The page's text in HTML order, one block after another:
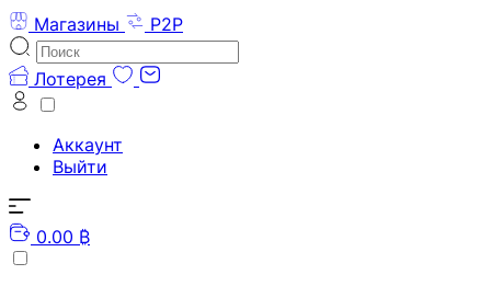
Магазины
P2P
Лотерея
Аккаунт
Выйти
0.00 ₿